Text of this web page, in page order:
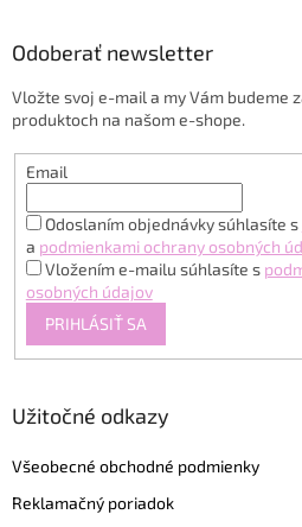
Odoberať newsletter
Vložte svoj e-mail a my Vám budeme
produktoch na našom e-shope.
Email
Odoslaním objednávky súhlasíte s
a podmienkami ochrany osobných
Vložením e-mailu súhlasíte s
osobných údajov
PRIHLÁSIŤ SA
Užitočné odkazy
Všeobecné obchodné podmienky
Reklamačný poriadok